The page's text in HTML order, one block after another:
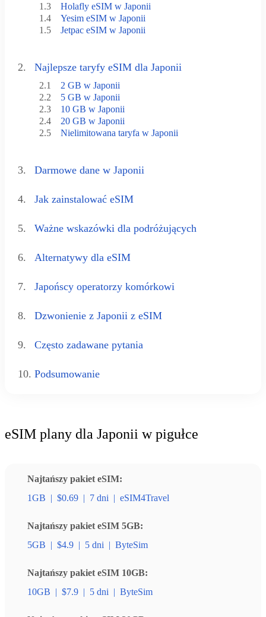
1.3
Holafly eSIM w Japonii
1.4
Yesim eSIM w Japonii
1.5
Jetpac eSIM w Japonii
2. Najlepsze taryfy eSIM dla Japonii
2.1
2 GB w Japonii
2.2
5 GB w Japonii
2.3
10 GB w Japonii
2.4
20 GB w Japonii
2.5
Nielimitowana taryfa w Japonii
3. Darmowe dane w Japonii
4. Jak zainstalować eSIM
5. Ważne wskazówki dla podróżujących
6. Alternatywy dla eSIM
7. Japońscy operatorzy komórkowi
8. Dzwonienie z Japonii z eSIM
9. Często zadawane pytania
10. Podsumowanie
eSIM plany dla Japonii w pigułce
Najtańszy pakiet eSIM:
1GB | $0.69 | 7 dni | eSIM4Travel
Najtańszy pakiet eSIM 5GB:
5GB | $4.9 | 5 dni | ByteSim
Najtańszy pakiet eSIM 10GB:
10GB | $7.9 | 5 dni | ByteSim